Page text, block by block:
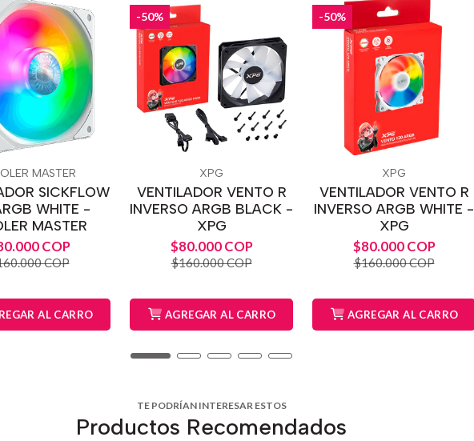
MASTER
SICKFLOW
WHITE -
MASTER
COP
COP
AL CARRO
-50%
XPG
VENTILADOR VENTO R
INVERSO ARGB BLACK -
XPG
$80.000 COP
$160.000 COP
AGREGAR AL CARRO
-50%
XPG
VENTILADOR VENTO R
INVERSO ARGB WHITE -
XPG
$80.000 COP
$160.000 COP
AGREGAR AL CARRO
TE PODRÍAN INTERESAR ESTOS
Productos Recomendados